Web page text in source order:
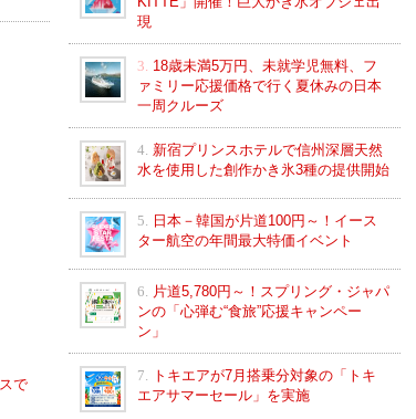
で
現
3. 18歳未満5万円、未就学児無料、フ
ァミリー応援価格で行く夏休みの日本
一周クルーズ
4. 新宿プリンスホテルで信州深層天然
水を使用した創作かき氷3種の提供開始
5.
日本－韓国が片道100円～！イース
ター航空の年間最大特価イベント
6.
片道5,780円～！スプリング・ジャパ
ンの「心弾む“食旅”応援キャンペー
ン」
7.
トキエアが7月搭乗分対象の「トキ
エアサマーセール」を実施